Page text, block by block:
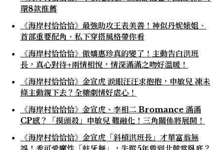
環8款推薦
《海岸村恰恰恰》最強助攻王表美善！神似丹妮婊姐、
首部重要配角、私下穿搭風格帶你看
《海岸村恰恰恰》傲嬌惠珍真的變了！主動告白洪班
長，真心對待+兩情相悅，情深滿滿之吻好溫暖！
《海岸村恰恰恰》金宣虎 淚眼汪汪求抱抱，申敏兒 凍未
條主動親下去？全糖劇情好虐心！
《海岸村恰恰恰》金宣虎、李相二 Bromance 滿滿
CP感？「摸頭殺」申敏兒 難融化！三角關係將展開！
《海岸村恰恰恰》金宣虎「斜槓洪班長」才華富翁無